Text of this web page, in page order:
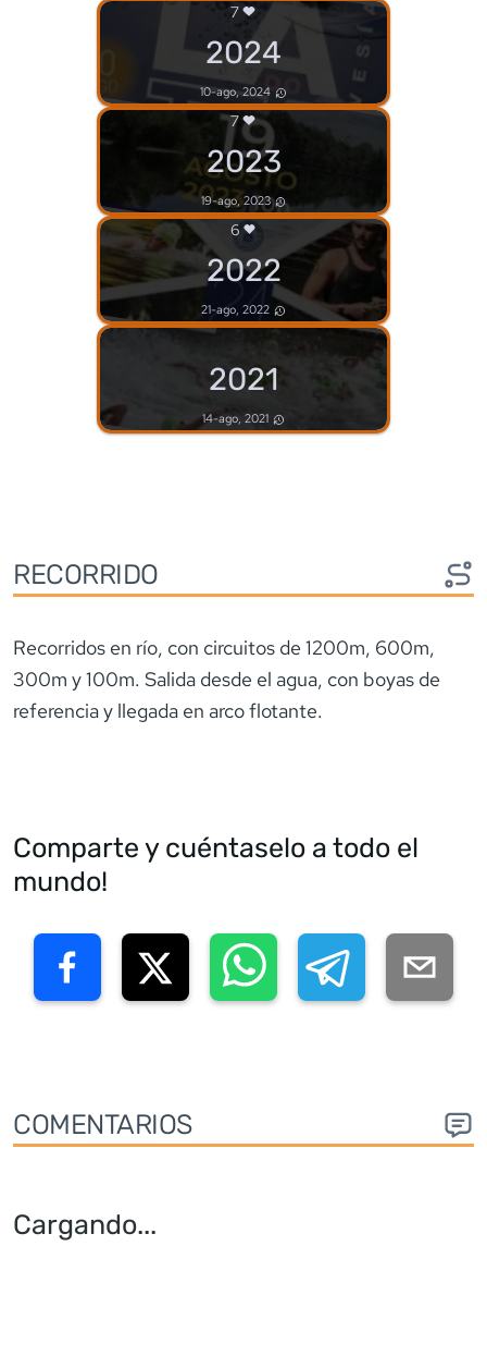
7
2024
10-ago, 2024
7
2023
19-ago, 2023
6
2022
21-ago, 2022
2021
14-ago, 2021
RECORRIDO
Recorridos en río, con circuitos de 1200m, 600m,
300m y 100m. Salida desde el agua, con boyas de
referencia y llegada en arco flotante.
Comparte y cuéntaselo a todo el
mundo!
COMENTARIOS
Cargando...